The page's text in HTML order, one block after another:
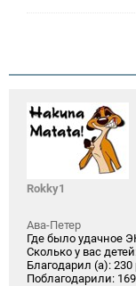
Rokky1
Ава-Петер
Где было удачное
Сколько у вас
Благодарил (а): 230
Поблагодарили: